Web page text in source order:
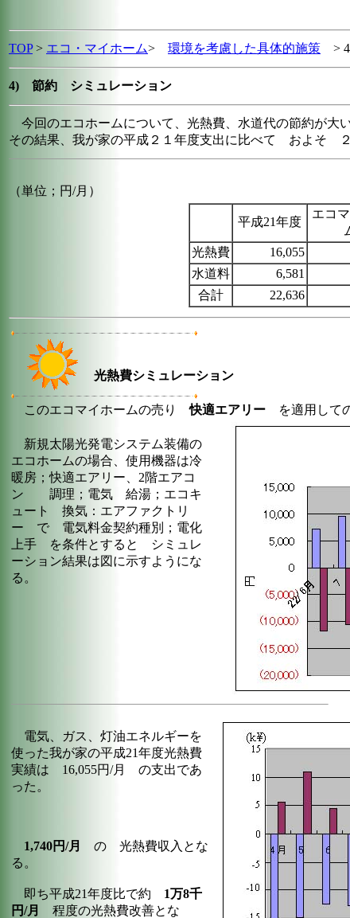
TOP> エコ・マイホーム> 環境を考慮した具体的施策 >
4) 節約 シミュレーション
今回のエコホームについて、光熱費、水道代の節約が大
その結果、我が家の平成２１年度支出に比べて およそ ２
（単位；円/月）
平成21年度
エコ
光熱費 16,055
水道料
6,581
合計
22,636
光熱費シミュレーション
このエコマイホームの売り快適エアリー を適用して
新規太陽光発電システム装備の
エコホームの場合、使用機器は冷
暖房；快適エアリー、2階エアコ
ン 調理；電気 給湯；エコキ
ュート 換気：エアファクトリ
ー で 電気料金契約種別；電化
上手 を条件とすると シミュレ
ーション結果は図に示すようにな
る。
電気、ガス、灯油エネルギーを
使った我が家の平成21年度光熱費
実績は 16,055円/月 の支出であ
った。
1,740円/月
の 光熱費収入とな
る。
即ち平成21年度比で約 1万8千
円/月
程度の光熱費改善とな